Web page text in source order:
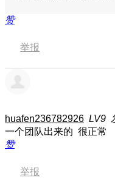
赞
举报
huafen236782926 LV9
一个团队出来的 很正常
赞
举报